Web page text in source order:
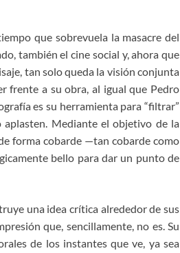
que sobrevuela la masacre del
también el cine social y, ahora que
tan solo queda la visión conjunta
frente a su obra, al igual que Pedro
es su herramienta para “filtrar”
Mediante el objetivo de la
forma cobarde —tan cobarde como
bello para dar un punto de
una idea crítica alrededor de sus
que, sencillamente, no es. Su
de los instantes que ve, ya sea